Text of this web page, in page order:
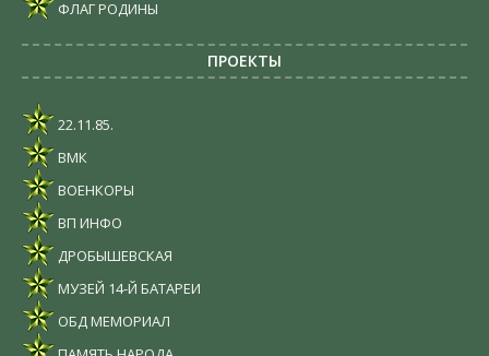
ФЛАГ РОДИНЫ
ПРОЕКТЫ
22.11.85.
ВМК
ВОЕНКОРЫ
ВП ИНФО
ДРОБЫШЕВСКАЯ
МУЗЕЙ 14-Й БАТАРЕИ
ОБД МЕМОРИАЛ